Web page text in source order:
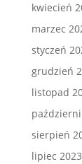
kwiecień
marzec
styczeń
grudzień
listopad
sierpień
lipiec 2023